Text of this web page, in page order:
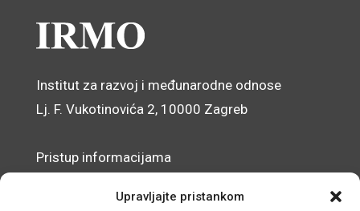
Upravljajte pristankom
Institut za razvoj i međunarodne odnose
Lj. F. Vukotinovića 2, 10000 Zagreb
Pristup informacijama
Izjava o pristupačnosti mrežnog sjedišta